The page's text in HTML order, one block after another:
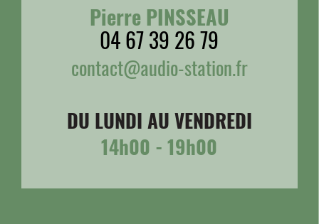
Pierre PINSSEAU
04 67 39 26 79
contact@audio-station.fr
DU LUNDI AU VENDREDI
14h00 - 19h00